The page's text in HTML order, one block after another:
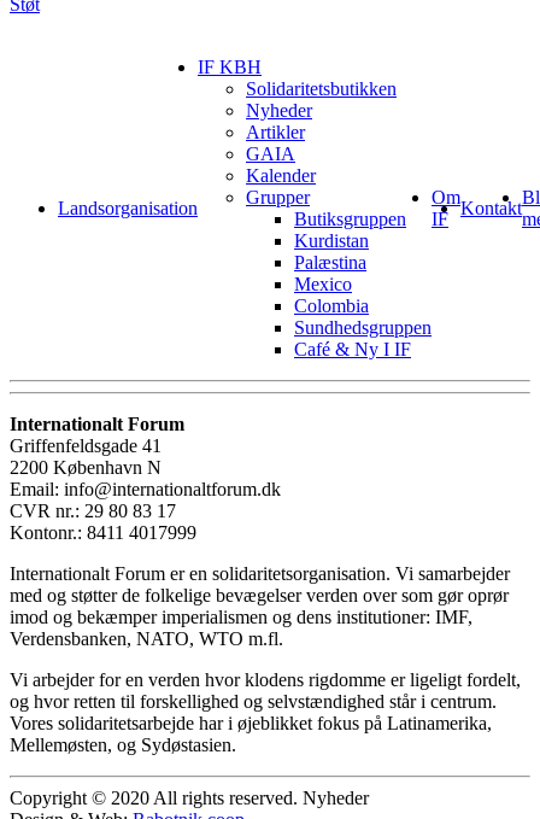
Støt
Landsorganisation
IF KBH
Solidaritetsbutikken
Nyheder
Artikler
GAIA
Kalender
Grupper
Butiksgruppen
Kurdistan
Palæstina
Mexico
Colombia
Sundhedsgruppen
Café & Ny I IF
Om
IF
Kontakt
Internationalt Forum
Griffenfeldsgade 41
2200 København N
Email: info@internationaltforum.dk
CVR nr.: 29 80 83 17
Kontonr.: 8411 4017999
Internationalt Forum er en solidaritetsorganisation. Vi samarbejder
med og støtter de folkelige bevægelser verden over som gør oprør
imod og bekæmper imperialismen og dens institutioner: IMF,
Verdensbanken, NATO, WTO m.fl.
Vi arbejder for en verden hvor klodens rigdomme er ligeligt fordelt,
og hvor retten til forskellighed og selvstændighed står i centrum.
Vores solidaritetsarbejde har i øjeblikket fokus på Latinamerika,
Mellemøsten, og Sydøstasien.
Copyright © 2020 All rights reserved. Nyheder